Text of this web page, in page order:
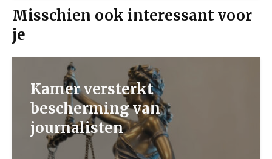
Misschien ook interessant voor
je
Kamer versterkt
bescherming van
journalisten